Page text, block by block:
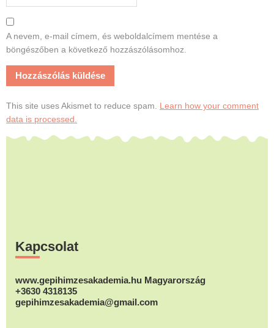
A nevem, e-mail címem, és weboldalcímem mentése a
böngészőben a következő hozzászólásomhoz.
This site uses Akismet to reduce spam. Learn how your comment
data is processed.
Kapcsolat
www.gepihimzesakademia.hu Magyarország
+3630 4318135
gepihimzesakademia@gmail.com